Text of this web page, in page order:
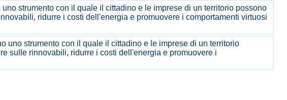
strumento con il quale il cittadino e le imprese di un territorio possono
ridurre i costi dell'energia e promuovere i comportamenti virtuosi
uno strumento con il quale il cittadino e le imprese di un territorio
sulle rinnovabili, ridurre i costi dell'energia e promuovere i